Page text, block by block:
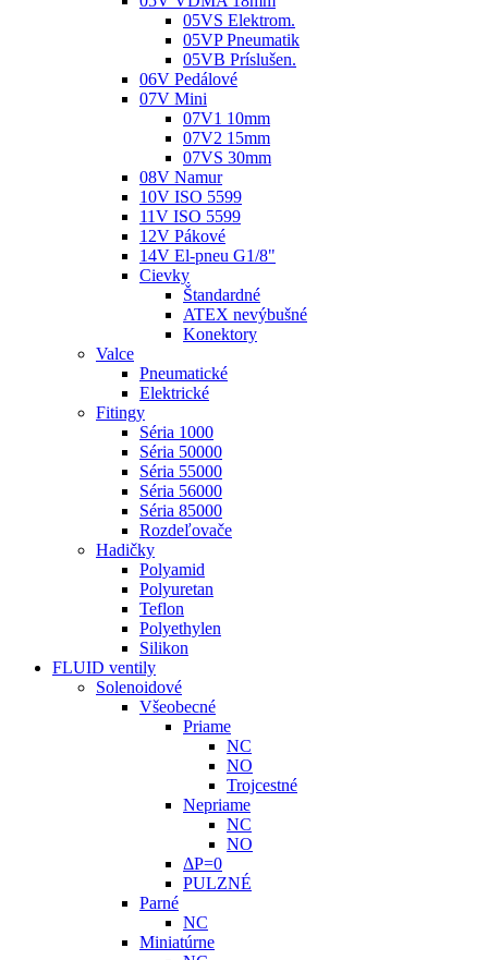
05VS Elektrom.
05VP Pneumatik
05VB Príslušen.
06V Pedálové
07V Mini
07V1 10mm
07V2 15mm
07VS 30mm
08V Namur
10V ISO 5599
11V ISO 5599
12V Pákové
14V El-pneu G1/8"
Cievky
Štandardné
ATEX nevýbušné
Konektory
Valce
Pneumatické
Elektrické
Fitingy
Séria 1000
Séria 50000
Séria 55000
Séria 56000
Séria 85000
Rozdeľovače
Hadičky
Polyamid
Polyuretan
Teflon
Polyethylen
Silikon
FLUID ventily
Solenoidové
Všeobecné
Priame
NC
NO
Trojcestné
Nepriame
NC
NO
ΔP=0
PULZNÉ
Parné
NC
Miniatúrne